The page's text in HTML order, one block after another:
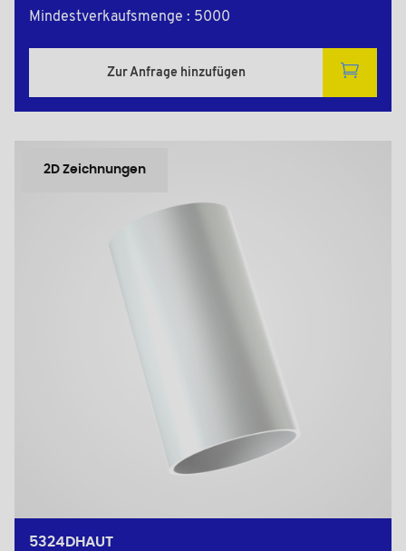
Mindestverkaufsmenge : 5000
Zur Anfrage hinzufügen
2D Zeichnungen
5324DHAUT